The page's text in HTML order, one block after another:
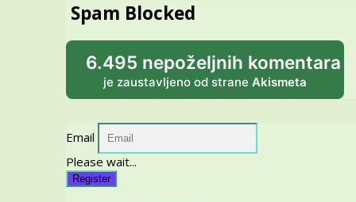
Spam Blocked
6.495 nepoželjnih komentara
je zaustavljeno od strane Akismeta
Email
Please wait...
Register